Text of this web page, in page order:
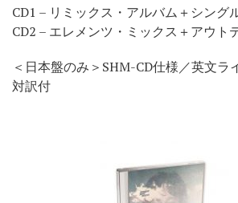
CD1 – リミックス・アルバム＋シング
CD2 – エレメンツ・ミックス＋アウト
＜日本盤のみ＞SHM-CD仕様／英文ラ
対訳付